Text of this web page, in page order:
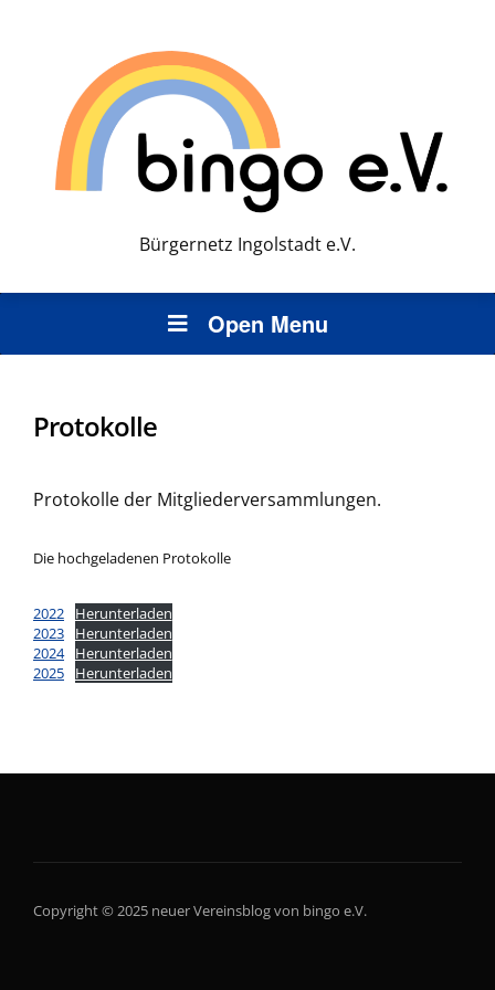
Bürgernetz Ingolstadt e.V.
Open Menu
Protokolle
Protokolle der Mitgliederversammlungen.
Die hochgeladenen Protokolle
2022
Herunterladen
2023
Herunterladen
2024
Herunterladen
2025
Herunterladen
Copyright © 2025 neuer Vereinsblog von bingo e.V.